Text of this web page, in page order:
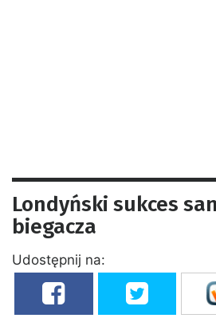
Londyński sukces
biegacza
Udostępnij na: